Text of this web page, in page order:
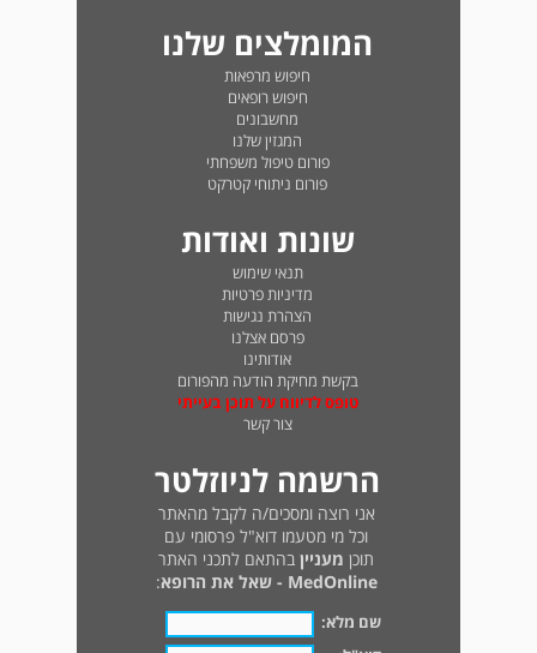
המומלצים שלנו
חיפוש מרפאות
חיפוש רופאים
מחשבונים
המגזין שלנו
פורום טיפול משפחתי
פורום ניתוחי קטרקט
שונות ואודות
תנאי שימוש
מדיניות פרטיות
הצהרת נגישות
פרסם אצלנו
אודותינו
בקשת מחיקת הודעה מהפורום
טופס לדיווח על תוכן בעייתי
צור קשר
הרשמה לניוזלטר
אני רוצה ומסכים/ה לקבל מהאתר
וכל מי מטעמו דוא"ל פרסומי עם
תוכן מעניין בהתאם לתכני האתר
MedOnline - שאל את הרופא
:
שם מלא: